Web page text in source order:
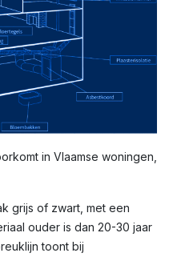
in Vlaamse woningen,
grijs of zwart, met een
ouder is dan 20-30 jaar
toont bij